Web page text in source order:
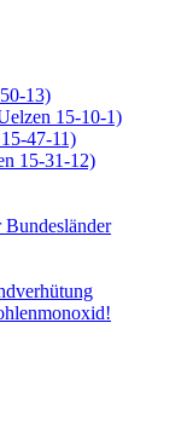
13)
15-10-1)
47-11)
15-31-12)